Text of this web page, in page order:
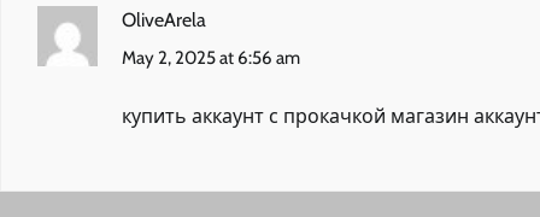
OliveArela
May 2, 2025 at 6:56 am
купить аккаунт с прокачкой магазин